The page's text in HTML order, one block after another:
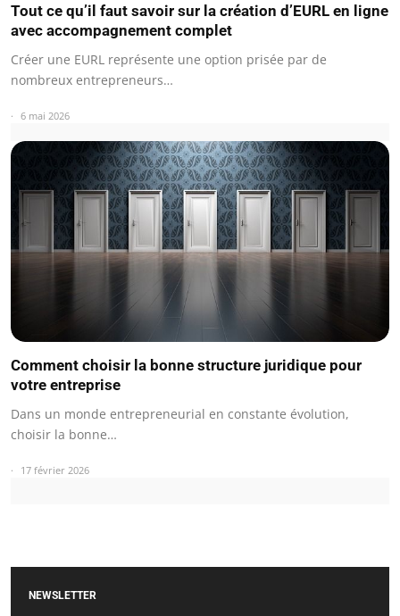
Tout ce qu’il faut savoir sur la création d’EURL en ligne
avec accompagnement complet
Créer une EURL représente une option prisée par de
nombreux entrepreneurs…
6 mai 2026
Comment choisir la bonne structure juridique pour
votre entreprise
Dans un monde entrepreneurial en constante évolution,
choisir la bonne…
17 février 2026
NEWSLETTER